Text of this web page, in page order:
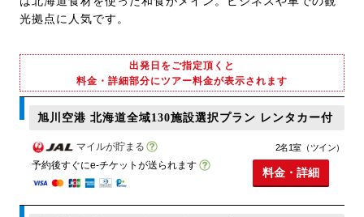
光拠点に人気です。
出発日をご指定頂くと
料金・詳細部分にツアー料金が表示されます
旭川空港 北海道全域130施設選択プラン レンタカー付
マイルが貯まる
予約後すぐにe-チケットが送られます
2名1室（ツイン）
料金・詳細